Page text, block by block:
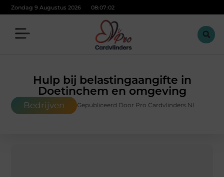
Zondag 9 Augustus 2026 08:07:03
Hulp bij belastingaangifte in
Doetinchem en omgeving
Bedrijven Gepubliceerd Door Pro Cardvlinders.nl